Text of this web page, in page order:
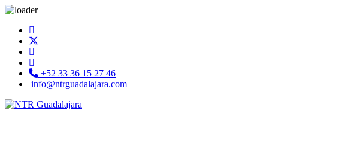
+52 33 36 15 27 46
info@ntrguadalajara.com